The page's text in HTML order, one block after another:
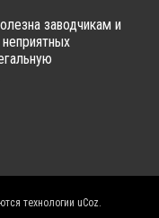
заводчикам и
технологии uCoz